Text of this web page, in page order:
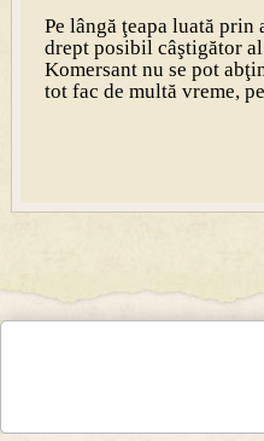
Pe lângă ţeapa luată prin
drept posibil câştigător
Komersant nu se pot
tot fac de multă vreme,